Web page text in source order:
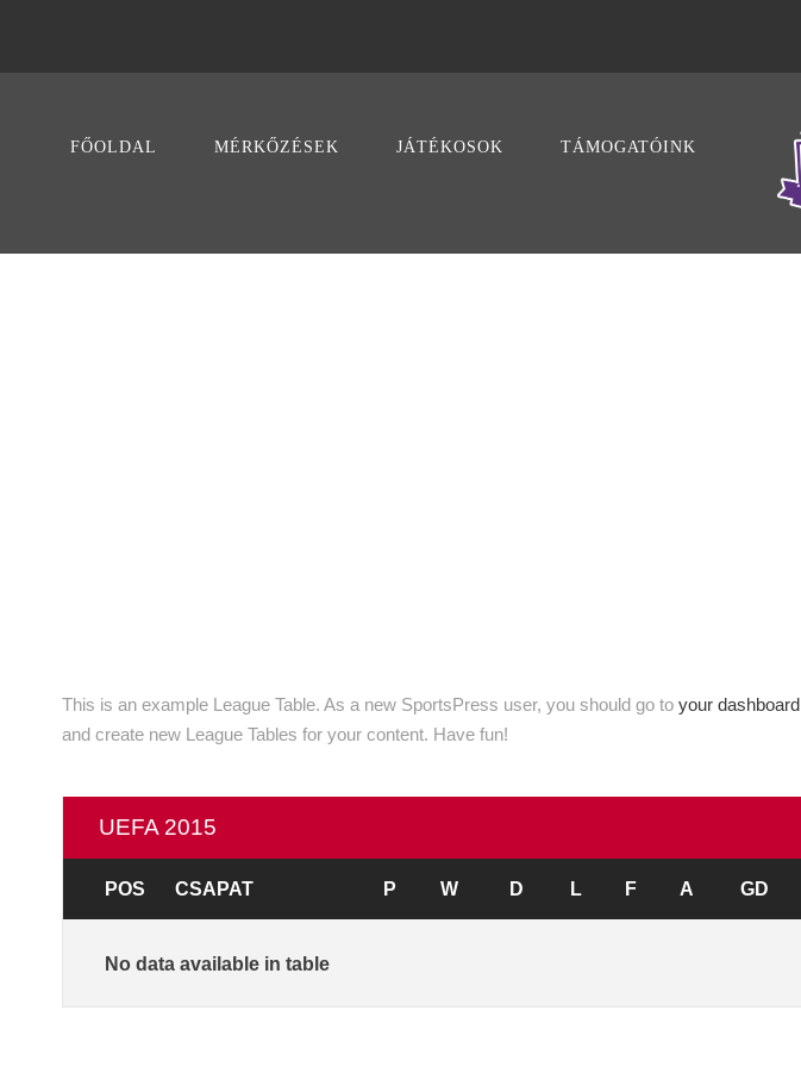
FŐOLDAL MÉRKŐZÉSEK JÁTÉKOSOK TÁMOGATÓINK
This is an example League Table. As a new SportsPress user, you should go to your dashboard
and create new League Tables for your content. Have fun!
UEFA 2015
POS CSAPAT P W D L F A GD
No data available in table